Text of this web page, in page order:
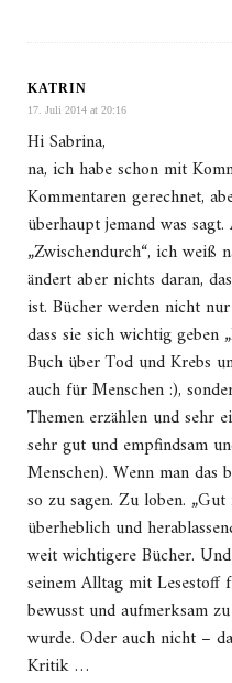
KATRIN
17. Juli 2014 at 20:16
Hi Sabrina,
na, ich habe schon mit
Kommentaren gerechnet,
überhaupt jemand was
„Zwischendurch“, ich weiß
ändert aber nichts daran,
ist. Bücher werden nicht
dass sie sich wichtig geben
Buch über Tod und Krebs
auch für Menschen :),
Themen erzählen und sehr
sehr gut und empfindsam
Menschen). Wenn man das
so zu sagen. Zu loben.
überheblich und
weit wichtigere Bücher.
seinem Alltag mit Lesestoff
bewusst und aufmerksam
wurde. Oder auch nicht –
Kritik …